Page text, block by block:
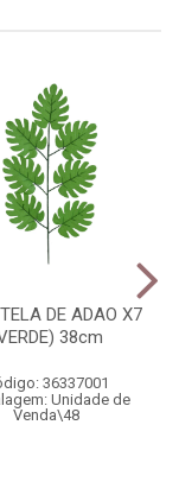
DE ADAO X7
38cm
36337001
Unidade de
Venda\48